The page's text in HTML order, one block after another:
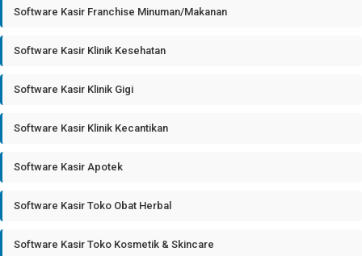
Software Kasir Franchise Minuman/Makanan
Software Kasir Klinik Kesehatan
Software Kasir Klinik Gigi
Software Kasir Klinik Kecantikan
Software Kasir Apotek
Software Kasir Toko Obat Herbal
Software Kasir Toko Kosmetik & Skincare